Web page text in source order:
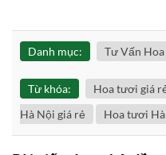
Danh mục: Tư Vấn
Từ khóa: Hoa tươi giá
Hà Nội giá rẻ
Hoa tươi